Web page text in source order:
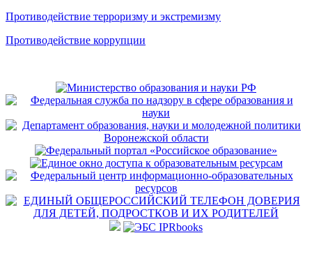
Противодействие терроризму и экстремизму
Противодействие коррупции